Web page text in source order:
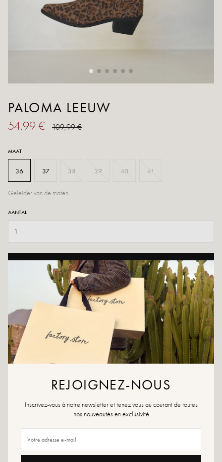
PALOMA LEEUW
54,99 € 109,99 €
MAAT
36 37 38 39 40 41
Geleider van de maten
AANTAL
TOEVOEGEN AAN WINKELWAGEN
AAN WENSLIJST TOEVOEGEN
Val voor deze suède cowboylaarzen tot aan de enkel, met
luipaardmotief, een puntige neus en een kleine afgeschuinde hak.
Dankzij de gestikte details, het elastiek en het treklipje heeft u een
unieke stijl en kunt u de schoenen gemakkelijk aantrekken.
Kleuren: Multi, leo
Buitenzool: Rubber
Sluiting: Ritssluiting
Schoentip: Puntig
REJOIGNEZ-NOUS
Inscrivez-vous à notre newsletter et tenez vous au courant de toutes
nos nouveautés en exclusivité